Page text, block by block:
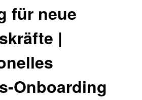
für neue
|
Onboarding